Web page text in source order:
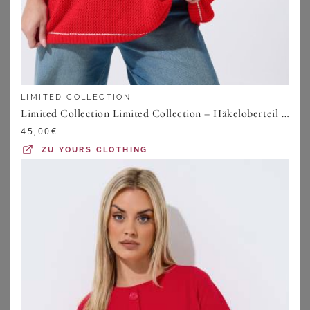
LASCANA Damen Badeanzug braun-bedruckt Gr.48 Cup A
LASCANA
79,99€
LASCANA
LIMITED COLLECTION
Limited Collection Limited Collection – Häkeloberteil In Rot Mit 87Aufdrucksize 50-52
45,00€
ZUYOURS CLOTHING